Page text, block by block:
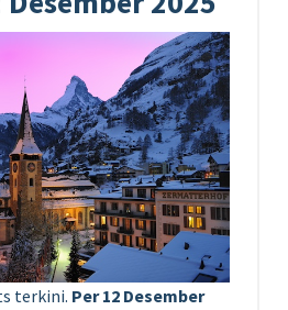
terkini. Per 12 Desember